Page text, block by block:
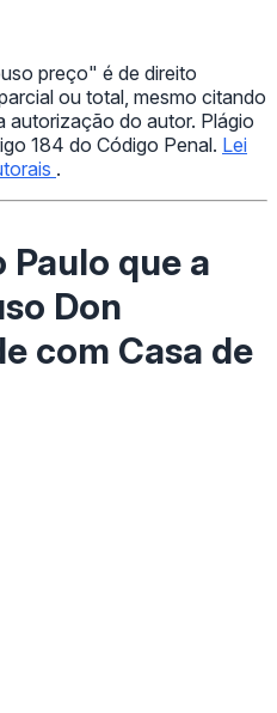
preço" é de direito
ou total, mesmo citando
autorização do autor. Plágio
184 do Código Penal. Lei
.
Paulo que a
Don
com Casa de